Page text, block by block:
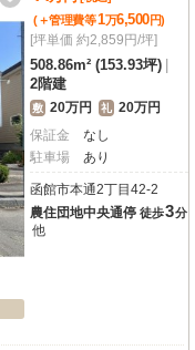
(＋管理費等1万6,500円)
[坪単価 約2,859円/坪]
508.86m² (153.93坪)
2階建
敷 20万円 礼 20万円
保証金
なし
駐車場
あり
函館市本通2丁目42-2
農住団地中央通停 徒歩3分
他